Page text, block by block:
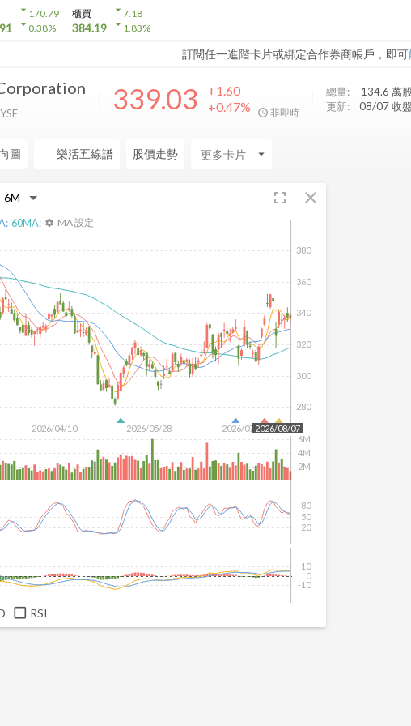
arrow_drop_down170.79
arrow_drop_down0.38%
櫃買
384.19
arrow_drop_down7.18
arrow_drop_down1.83%
訂閱任一進階卡片或綁定合作券商帳戶，即可
339.03
+1.60
+0.47%
非即時
總量: 134.6 萬
更新:
08/07 收
圖 樂活五線譜 股價走勢 arrow_drop_down
fullscreen close
2026/04/10 2026/05/28 2026/07/16
280
300
320
340
360
380
2026/08/07
2M
4M
6M
60MA: settings MA 設定
20
50
80
-10
0
10
RSI